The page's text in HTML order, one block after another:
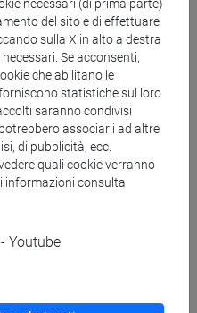
d'esercizio:
esercizio;
finanziaria.
E' IL SEGUENTE:
e bilancio,
non
necessari (di prima parte)
del sito e di effettuare
sulla X in alto a destra
Se acconsenti,
che abilitano le
statistiche sul loro
saranno condivisi
associarli ad altre
di pubblicità, ecc.
quali cookie verranno
informazioni consulta
Youtube